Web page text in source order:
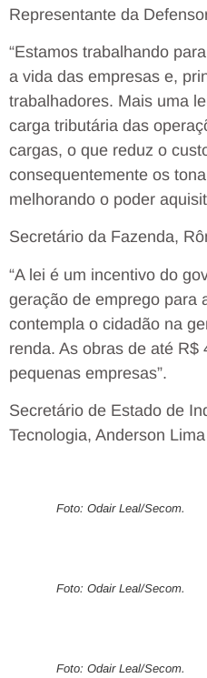
Representante da
“Estamos trabalhando
a vida das empresas e,
trabalhadores. Mais uma
carga tributária das
cargas, o que reduz o
consequentemente os
melhorando o poder
Secretário da Fazenda,
“A lei é um incentivo do
geração de emprego para
contempla o cidadão na
renda. As obras de até
pequenas empresas”.
Secretário de Estado de
Tecnologia, Anderson Lima
Foto: Odair Leal/Secom.
Foto: Odair Leal/Secom.
Foto: Odair Leal/Secom.